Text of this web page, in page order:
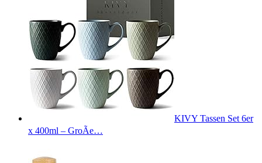
KIVY Tassen Set 6er
x 400ml – GroÃe…